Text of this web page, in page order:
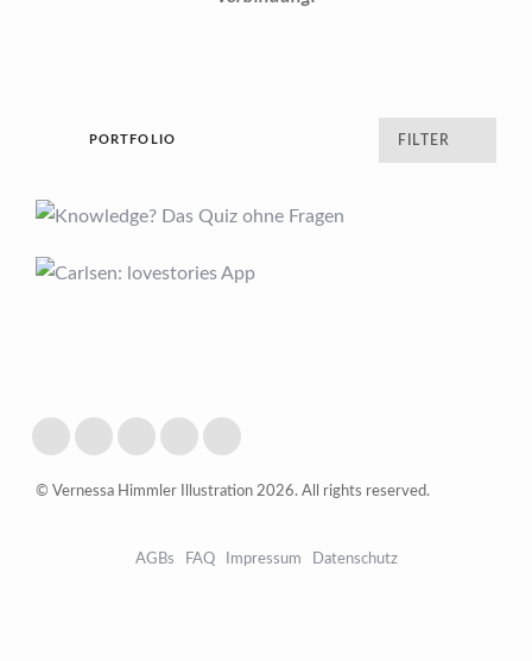
PORTFOLIO FILTER
© Vernessa Himmler Illustration 2026. All rights reserved.
AGBs FAQ Impressum Datenschutz